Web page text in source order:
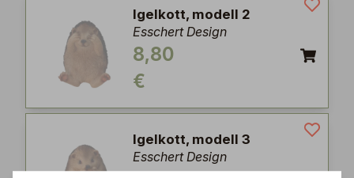
Igelkott, modell 2
Esschert Design
8,80
€
Igelkott, modell 3
Esschert Design